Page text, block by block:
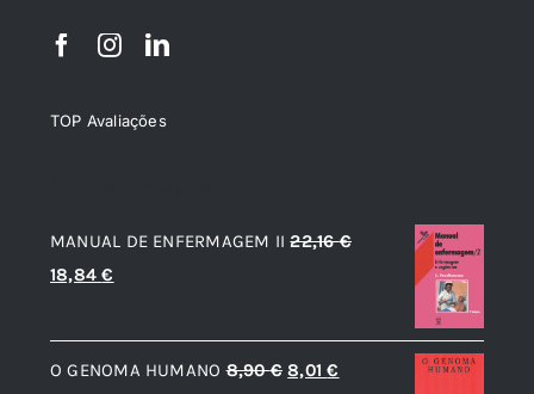
TOP Avaliações
MANUAL DE ENFERMAGEM II 22,16€
O
original
era:
18,84€
atual
é:
O GENOMA HUMANO 8,90€ O
8,01€